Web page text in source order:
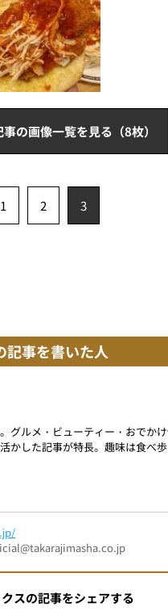
の画像一覧を見る（8枚）
1 2 3
記事を書いた人
グルメ・ビューティー・おでか
かした記事が特長。趣味は食べ
スの記事をシェアする